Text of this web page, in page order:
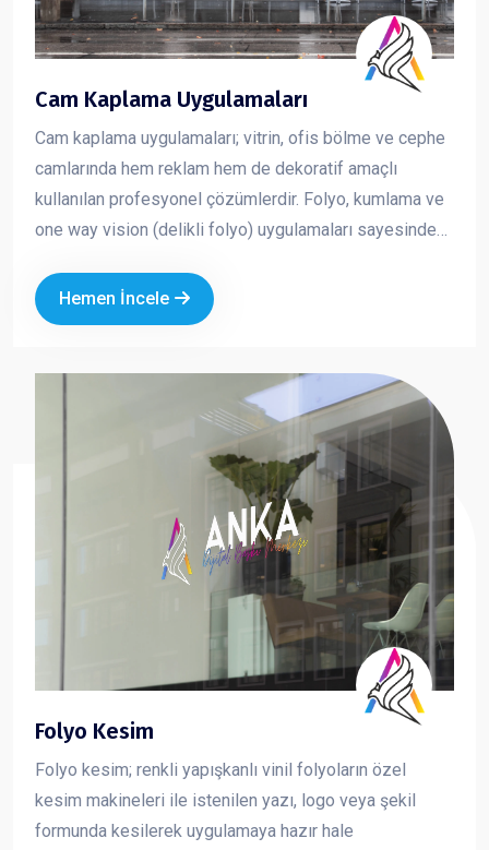
Cam Kaplama Uygulamaları
Cam kaplama uygulamaları; vitrin, ofis bölme ve cephe
camlarında hem reklam hem de dekoratif amaçlı
kullanılan profesyonel çözümlerdir. Folyo, kumlama ve
one way vision (delikli folyo) uygulamaları sayesinde
mahremiyet ve güneş kontrolü sağlayabilirsiniz.
Hemen İncele
Folyo Kesim
Folyo kesim; renkli yapışkanlı vinil folyoların özel
kesim makineleri ile istenilen yazı, logo veya şekil
formunda kesilerek uygulamaya hazır hale